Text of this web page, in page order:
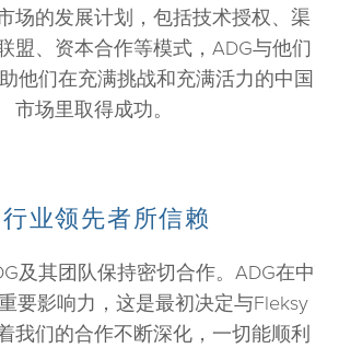
场的发展计划，包括技术授权、渠
盟、资本合作等模式，ADG与他们
他们在充满挑战和充满活力的中国
市场里取得成功。
业领先者所信赖
及其团队保持密切合作。ADG在中
要影响力，这是最初决定与Fleksy
我们的合作不断深化，一切能顺利